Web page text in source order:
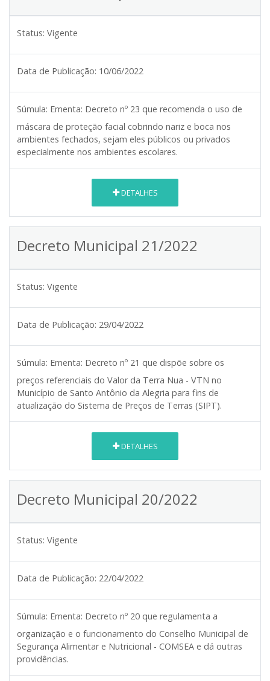
Status: Vigente
Data de Publicação: 10/06/2022
Súmula: Ementa: Decreto nº 23 que recomenda o uso de
máscara de proteção facial cobrindo nariz e boca nos
ambientes fechados, sejam eles públicos ou privados
especialmente nos ambientes escolares.
DETALHES
Decreto Municipal 21/2022
Status: Vigente
Data de Publicação: 29/04/2022
Súmula: Ementa: Decreto nº 21 que dispõe sobre os
preços referenciais do Valor da Terra Nua - VTN no
Município de Santo Antônio da Alegria para fins de
atualização do Sistema de Preços de Terras (SIPT).
DETALHES
Decreto Municipal 20/2022
Status: Vigente
Data de Publicação: 22/04/2022
Súmula: Ementa: Decreto nº 20 que regulamenta a
organização e o funcionamento do Conselho Municipal de
Segurança Alimentar e Nutricional - COMSEA e dá outras
providências.